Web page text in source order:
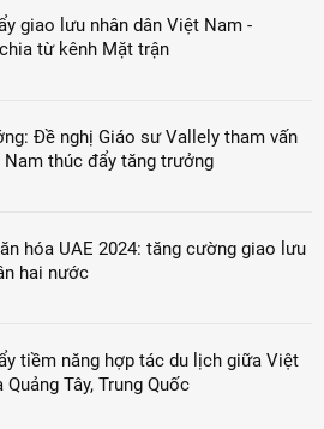
giao lưu nhân dân Việt Nam -
từ kênh Mặt trận
Đề nghị Giáo sư Vallely tham vấn
thúc đẩy tăng trưởng
hóa UAE 2024: tăng cường giao lưu
hai nước
tiềm năng hợp tác du lịch giữa Việt
Quảng Tây, Trung Quốc